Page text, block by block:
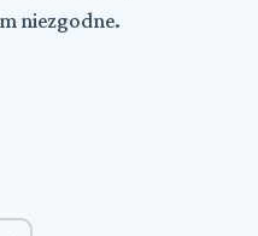
niezgodne.